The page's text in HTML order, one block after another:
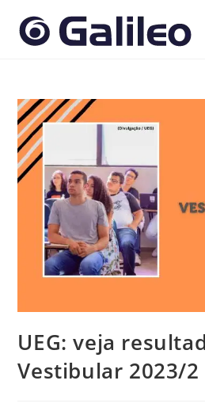
para
UEG: veja
Vestibular 2023/2